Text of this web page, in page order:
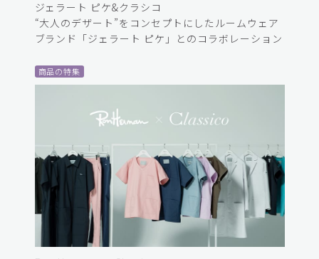
ジェラート ピケ&クラシコ
“大人のデザート”をコンセプトにしたルームウェア
ブランド「ジェラート ピケ」とのコラボレーション
商品の特集